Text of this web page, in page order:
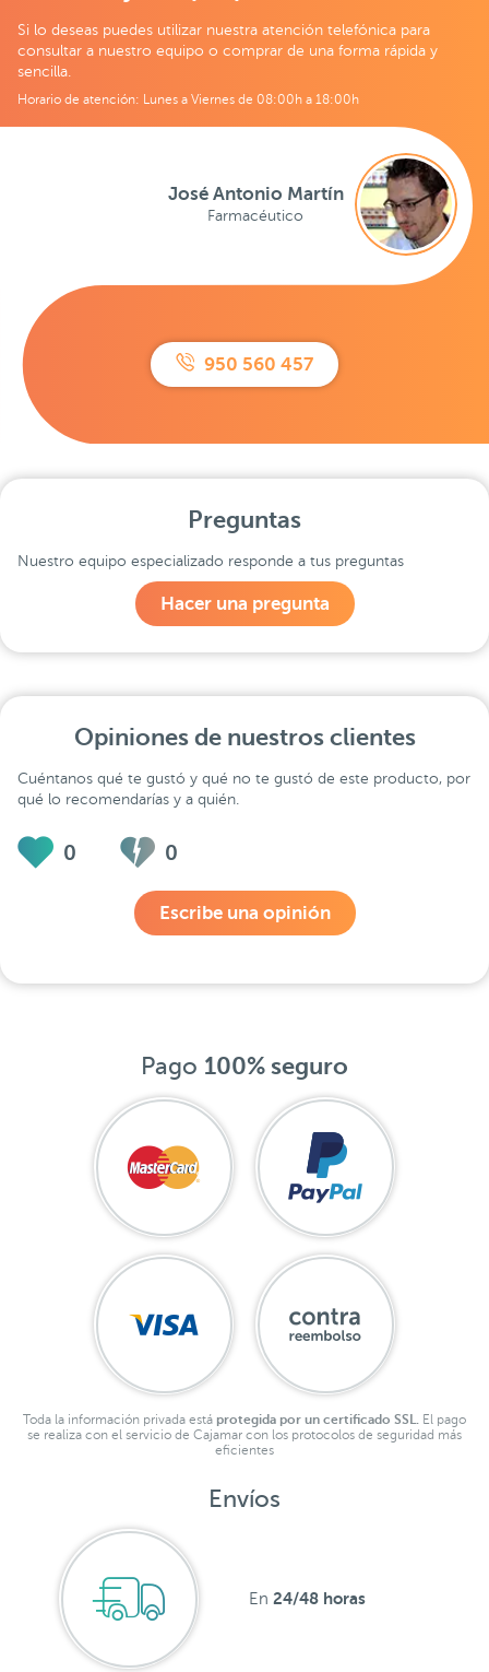
Si lo deseas puedes utilizar nuestra atención telefónica para
consultar a nuestro equipo o comprar de una forma rápida y
sencilla.
Horario de atención: Lunes a Viernes de 08:00h a 18:00h
950 560 457
José Antonio Martín
Farmacéutico
Preguntas
Nuestro equipo especializado responde a tus preguntas
Hacer una pregunta
Opiniones de nuestros clientes
Cuéntanos qué te gustó y qué no te gustó de este producto, por
qué lo recomendarías y a quién.
0 0
Escribe una opinión
Pago 100% seguro
Toda la información privada está protegida por un certificado SSL. El pago
se realiza con el servicio de Cajamar con los protocolos de seguridad más
eficientes
Envíos
En 24/48 horas